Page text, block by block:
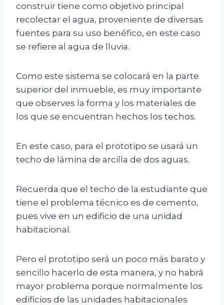
construir tiene como objetivo principal
recolectar el agua, proveniente de diversas
fuentes para su uso benéfico, en este caso
se refiere al agua de lluvia.
Como este sistema se colocará en la parte
superior del inmueble, es muy importante
que observes la forma y los materiales de
los que se encuentran hechos los techos.
En este caso, para el prototipo se usará un
techo de lámina de arcilla de dos aguas.
Recuerda que el techo de la estudiante que
tiene el problema técnico es de cemento,
pues vive en un edificio de una unidad
habitacional.
Pero el prototipo será un poco más barato y
sencillo hacerlo de esta manera, y no habrá
mayor problema porque normalmente los
edificios de las unidades habitacionales